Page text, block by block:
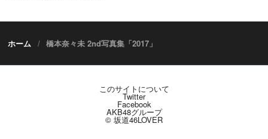
ホーム 橋本奈々未 2nd写真集「2017」
このサイトについて
Twitter
Facebook
AKB48グループ
© 坂道46LOVER